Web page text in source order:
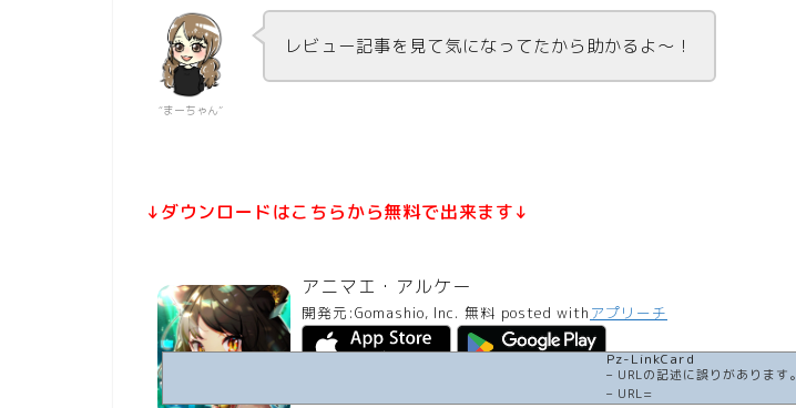
“まーちゃん”
レビュー記事を見て気になってたから助かるよ～！
↓ダウンロードはこちらから無料で出来ます↓
アニマエ・アルケー
開発元:Gomashio, Inc. 無料 posted with アプリーチ
Pz-LinkCard
– URLの記述に誤りがあります。
– URL=